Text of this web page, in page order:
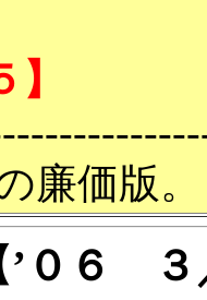
廉価版。
’０６